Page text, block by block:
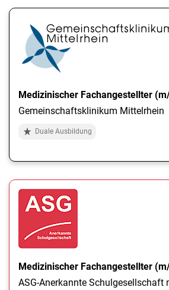
Medizinischer Fachangestellter
Gemeinschaftsklinikum Mittelrhein
Duale Ausbildung
Medizinischer Fachangestellter
ASG-Anerkannte Schulgesellschaft